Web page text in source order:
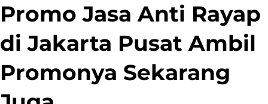
Promo Jasa Anti Rayap
di Jakarta Pusat Ambil
Promonya Sekarang